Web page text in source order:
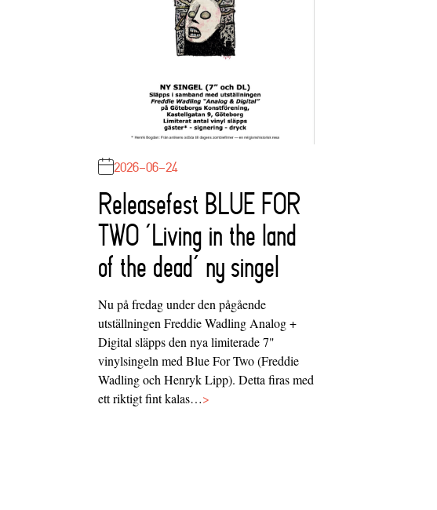
2026-06-24
Releasefest BLUE FOR
TWO ‘Living in the land
of the dead’ ny singel
Nu på fredag under den pågående
utställningen Freddie Wadling Analog +
Digital släpps den nya limiterade 7"
vinylsingeln med Blue For Two (Freddie
Wadling och Henryk Lipp). Detta firas med
ett riktigt fint kalas…>